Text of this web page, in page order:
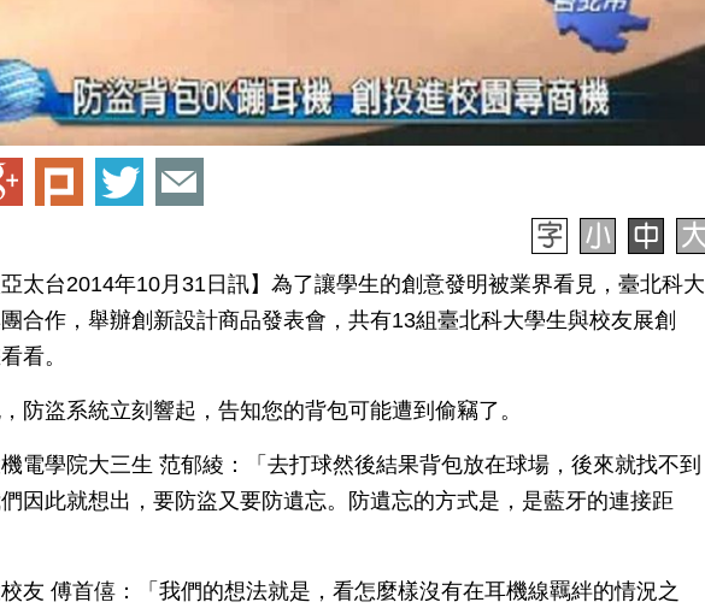
亞太台2014年10月31日訊】為了讓學生的創意發明被業界看見，臺北科大
合作，舉辦創新設計商品發表會，共有13組臺北科大學生與校友展創
看。
防盜系統立刻響起，告知您的背包可能遭到偷竊了。
電學院大三生 范郁綾：「去打球然後結果背包放在球場，後來就找不到
因此就想出，要防盜又要防遺忘。防遺忘的方式是，是藍牙的連接距
友 傅首僖：「我們的想法就是，看怎麼樣沒有在耳機線羈絆的情況之